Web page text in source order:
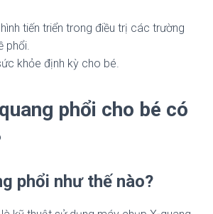
tiến triển trong điều trị các trường
phổi.
khỏe định kỳ cho bé.
phổi cho bé có
phổi như thế nào?